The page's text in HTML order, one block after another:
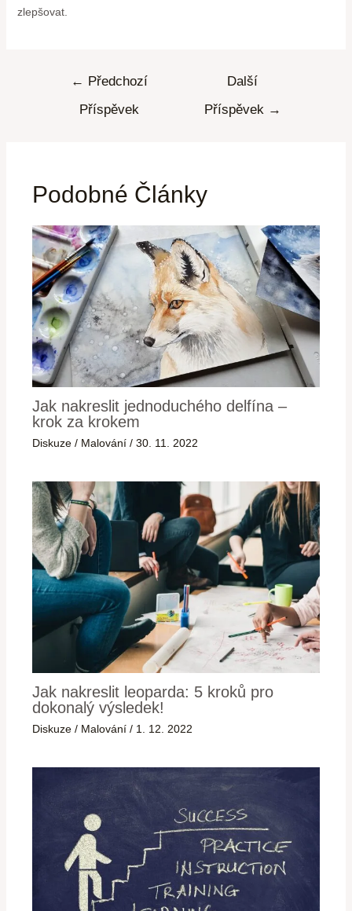
zlepšovat.
← Předchozí
Příspěvek
Další
Příspěvek →
Podobné Články
Jak nakreslit jednoduchého delfína –
krok za krokem
Diskuze / Malování /30. 11. 2022
Jak nakreslit leoparda: 5 kroků pro
dokonalý výsledek!
Diskuze / Malování / 1. 12. 2022